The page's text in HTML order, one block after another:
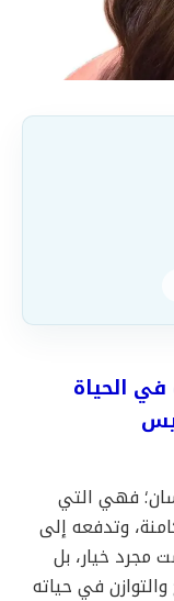
الحياة
فهي التي
وتدفعه إلى
مجرد خيار، بل
في حياته